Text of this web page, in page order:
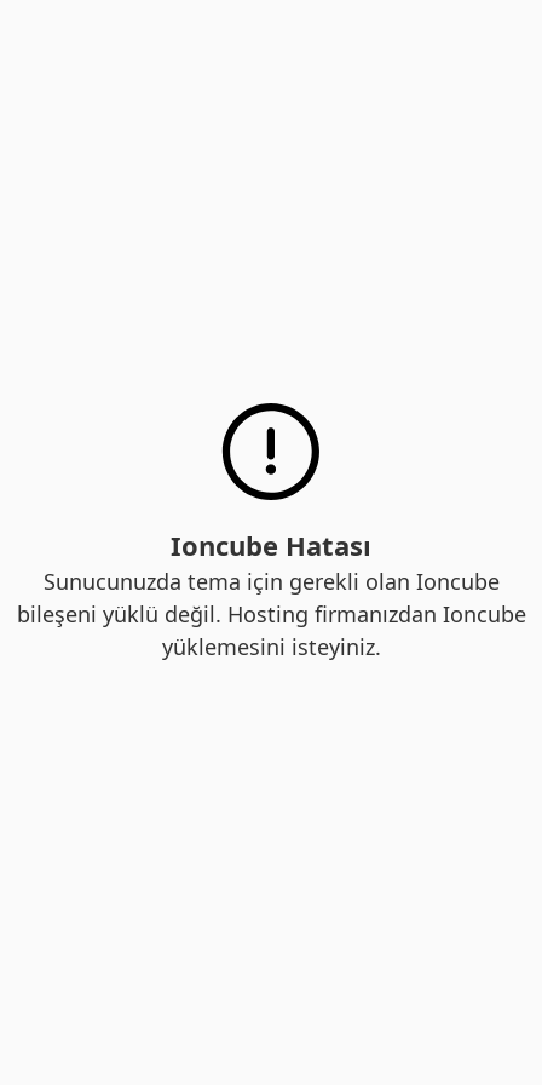
Ioncube Hatası
Sunucunuzda tema için gerekli olan Ioncube
bileşeni yüklü değil. Hosting firmanızdan Ioncube
yüklemesini isteyiniz.